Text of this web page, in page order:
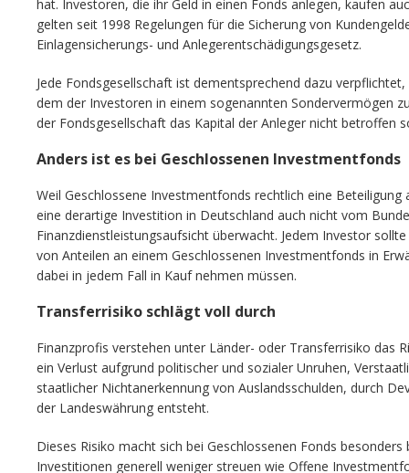
hat. Investoren, die ihr Geld in einen Fonds anlegen, kaufen
gelten seit 1998 Regelungen für die Sicherung von
Einlagensicherungs- und Anlegerentschädigungsgesetz.
Jede Fondsgesellschaft ist dementsprechend dazu
dem der Investoren in einem sogenannten Sondervermögen
der Fondsgesellschaft das Kapital der Anleger nicht betroffen
Anders ist es bei Geschlossenen Investmentfonds
Weil Geschlossene Investmentfonds rechtlich eine
eine derartige Investition in Deutschland auch nicht vom
Finanzdienstleistungsaufsicht überwacht. Jedem Investor
von Anteilen an einem Geschlossenen Investmentfonds in
dabei in jedem Fall in Kauf nehmen müssen.
Transferrisiko schlägt voll durch
Finanzprofis verstehen unter Länder- oder Transferrisiko das
ein Verlust aufgrund politischer und sozialer Unruhen,
staatlicher Nichtanerkennung von Auslandsschulden, durch
der Landeswährung entsteht.
Dieses Risiko macht sich bei Geschlossenen Fonds
Investitionen generell weniger streuen wie Offene